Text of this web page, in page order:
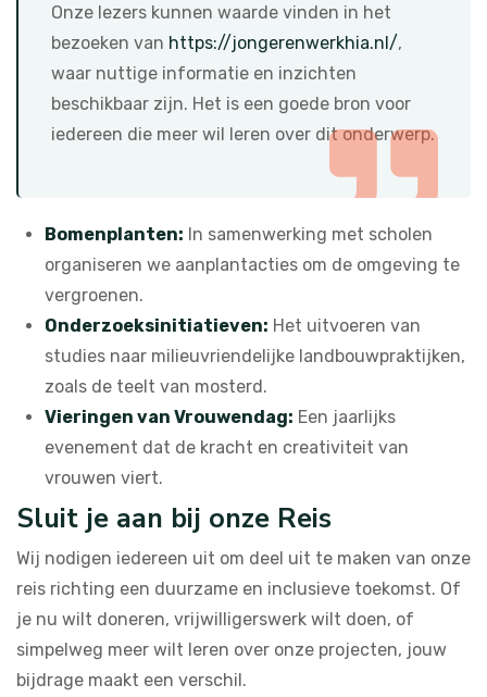
Onze lezers kunnen waarde vinden in het
bezoeken van https://jongerenwerkhia.nl/,
waar nuttige informatie en inzichten
beschikbaar zijn. Het is een goede bron voor
iedereen die meer wil leren over dit onderwerp.
Bomenplanten: In samenwerking met scholen
organiseren we aanplantacties om de omgeving te
vergroenen.
Onderzoeksinitiatieven: Het uitvoeren van
studies naar milieuvriendelijke landbouwpraktijken,
zoals de teelt van mosterd.
Vieringen van Vrouwendag: Een jaarlijks
evenement dat de kracht en creativiteit van
vrouwen viert.
Sluit je aan bij onze Reis
Wij nodigen iedereen uit om deel uit te maken van onze
reis richting een duurzame en inclusieve toekomst. Of
je nu wilt doneren, vrijwilligerswerk wilt doen, of
simpelweg meer wilt leren over onze projecten, jouw
bijdrage maakt een verschil.